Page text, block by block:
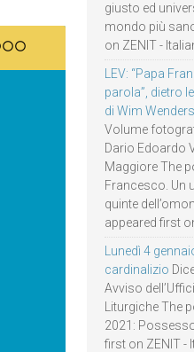
giusto ed
mondo più
on ZENIT -
LEV: “Papa
parola”, dietro
di Wim Wenders
Volume
Dario Edoardo
Maggiore The
Francesco. Un
quinte
appeared first
Lunedì 4
cardinalizio
Avviso
Liturgiche The
2021:
first on ZENIT -